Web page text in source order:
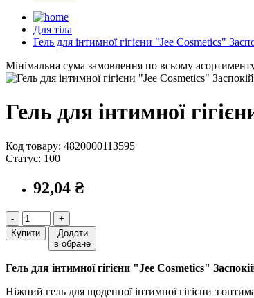
Для тіла
Гель для інтимної гігієни "Jee Cosmetics"
Мінімальна сума замовлення по всьому
Гель для інтимної
Код товару: 4820000113595
Статус: 100
92,04 ₴
-
+
Купити
Додати
в обране
Гель для інтимної гігієни "Jee Cosmetics"
Ніжний гель для щоденної інтимної гігієни з